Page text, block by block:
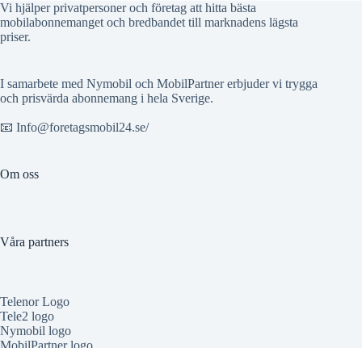
Vi hjälper privatpersoner och företag att hitta bästa
mobilabonnemanget och bredbandet till marknadens lägsta
priser.
I samarbete med Nymobil och MobilPartner erbjuder vi trygga
och prisvärda abonnemang i hela Sverige.
📧 Info@foretagsmobil24.se/
Om oss
Våra partners
Telenor Logo
Tele2 logo
Nymobil logo
MobilPartner logo